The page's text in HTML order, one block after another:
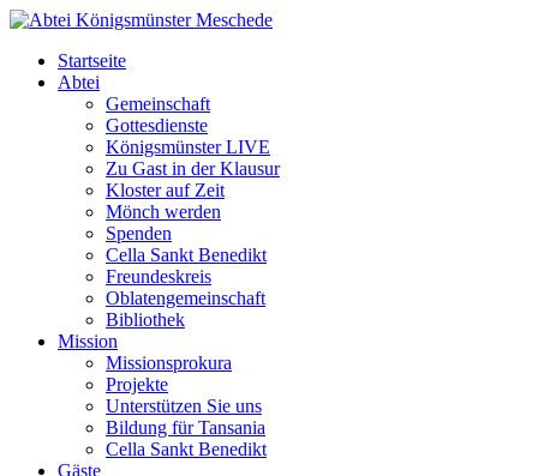
Startseite
Abtei
Gemeinschaft
Gottesdienste
Königsmünster LIVE
Zu Gast in der Klausur
Kloster auf Zeit
Mönch werden
Spenden
Cella Sankt Benedikt
Freundeskreis
Oblatengemeinschaft
Bibliothek
Mission
Missionsprokura
Projekte
Unterstützen Sie uns
Bildung für Tansania
Cella Sankt Benedikt
Gäste